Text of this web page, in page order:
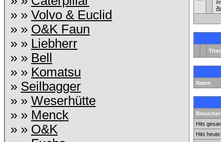
» » Volvo & Euclid
» » O&K Faun
» » Liebherr
» » Bell
» » Komatsu
» Seilbagger
» » Weserhütte
» » Menck
» » O&K
Name
Hits
Hits heute: